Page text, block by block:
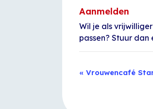
Aanmelden
Wil je als
passen? Stuur
Evenement
« Vrouwencafé